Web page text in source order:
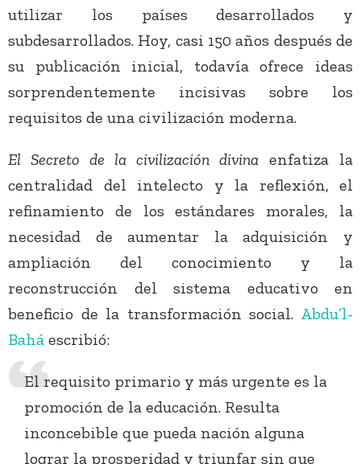
utilizar los países desarrollados y
subdesarrollados. Hoy, casi 150 años después de
su publicación inicial, todavía ofrece ideas
sorprendentemente incisivas sobre los
requisitos de una civilización moderna.
El Secreto de la civilización divina enfatiza la
centralidad del intelecto y la reflexión, el
refinamiento de los estándares morales, la
necesidad de aumentar la adquisición y
ampliación del conocimiento y la
reconstrucción del sistema educativo en
beneficio de la transformación social. Abdu’l-
Bahá escribió:
El requisito primario y más urgente es la
promoción de la educación. Resulta
inconcebible que pueda nación alguna
lograr la prosperidad y triunfar sin que